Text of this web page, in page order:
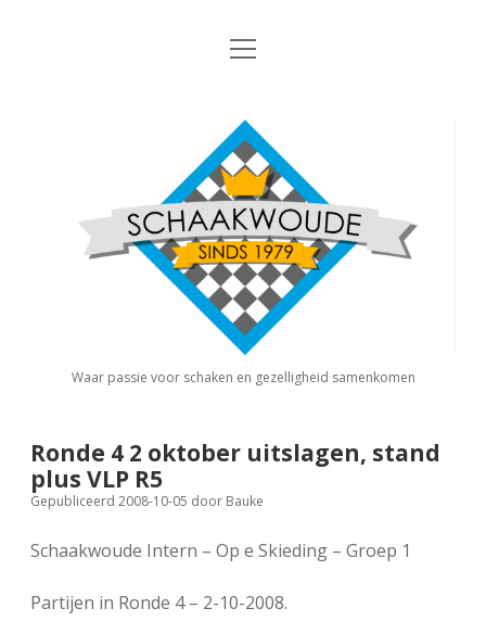
Nieuws
Algemene Informatie
Privacy Statement
Interne Competitie
dropdown
menu
Competitiereglement
Externe Competitie open
KNSB: Schaakwoude I
KNSB: Schaakwoude II
FSB: Schaakwoude I
FSB: Schaakwoude II
Jeugdschaken
Eregalerij
Agenda
Koppelingen
open
Schaakvereniging
Schaakwoude
Waar passie voor schaken en gezelligheid samenkomen
Ronde 4 2 oktober uitslagen, stand
plus VLP R5
Gepubliceerd 2008-10-05 door Bauke
Schaakwoude Intern – Op e Skieding – Groep 1
Partijen in Ronde 4 – 2-10-2008.